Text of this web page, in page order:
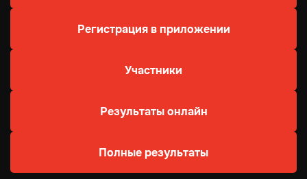
Регистрация в приложении
Участники
Результаты онлайн
Полные результаты